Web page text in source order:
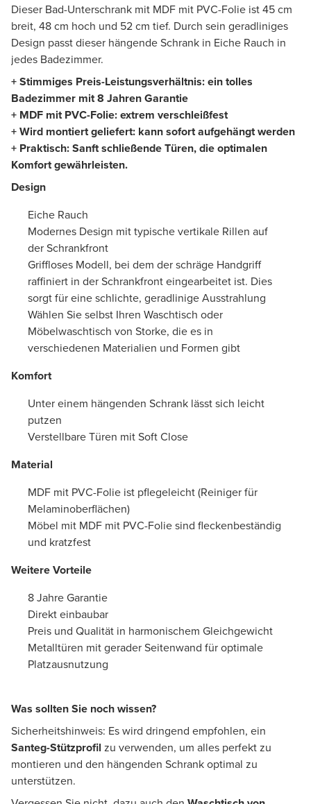
Dieser Bad-Unterschrank mit MDF mit PVC-Folie ist 45 cm
breit, 48 cm hoch und 52 cm tief. Durch sein geradliniges
Design passt dieser hängende Schrank in Eiche Rauch in
jedes Badezimmer.
+ Stimmiges Preis-Leistungsverhältnis: ein tolles
Badezimmer mit 8 Jahren Garantie
+ MDF mit PVC-Folie: extrem verschleißfest
+ Wird montiert geliefert: kann sofort aufgehängt werden
+ Praktisch: Sanft schließende Türen, die optimalen
Komfort gewährleisten.
Design
Eiche Rauch
Modernes Design mit typische vertikale Rillen auf
der Schrankfront
Griffloses Modell, bei dem der schräge Handgriff
raffiniert in der Schrankfront eingearbeitet ist. Dies
sorgt für eine schlichte, geradlinige Ausstrahlung
Wählen Sie selbst Ihren Waschtisch oder
Möbelwaschtisch von Storke, die es in
verschiedenen Materialien und Formen gibt
Komfort
Unter einem hängenden Schrank lässt sich leicht
putzen
Verstellbare Türen mit Soft Close
Material
MDF mit PVC-Folie ist pflegeleicht (Reiniger für
Melaminoberflächen)
Möbel mit MDF mit PVC-Folie sind fleckenbeständig
und kratzfest
Weitere Vorteile
8 Jahre Garantie
Direkt einbaubar
Preis und Qualität in harmonischem Gleichgewicht
Metalltüren mit gerader Seitenwand für optimale
Platzausnutzung
Was sollten Sie noch wissen?
Sicherheitshinweis: Es wird dringend empfohlen, ein
Santeg-Stützprofil zu verwenden, um alles perfekt zu
montieren und den hängenden Schrank optimal zu
unterstützen.